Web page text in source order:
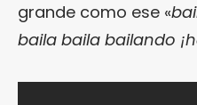
grande como ese «
baila baila bailando